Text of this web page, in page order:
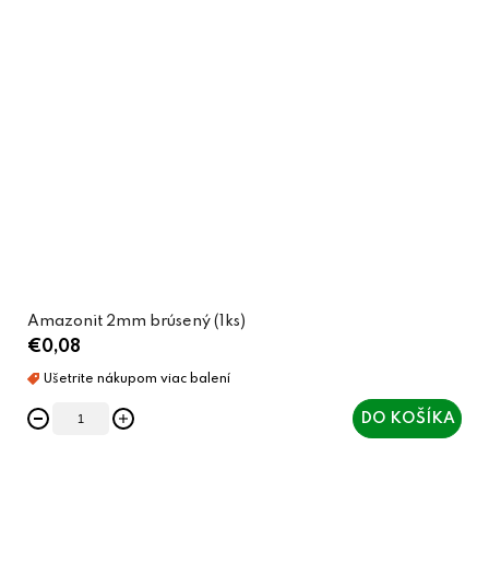
Amazonit 2mm brúsený (1ks)
€0,08
DO KOŠÍKA